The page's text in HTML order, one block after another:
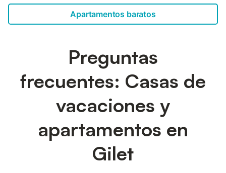
Apartamentos baratos
Preguntas
frecuentes: Casas de
vacaciones y
apartamentos en
Gilet